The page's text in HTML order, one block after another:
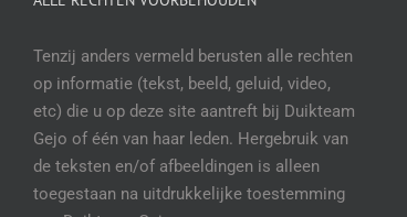
Tenzij anders vermeld berusten alle rechten
op informatie (tekst, beeld, geluid, video,
etc) die u op deze site aantreft bij Duikteam
Gejo of één van haar leden. Hergebruik van
de teksten en/of afbeeldingen is alleen
toegestaan na uitdrukkelijke toestemming